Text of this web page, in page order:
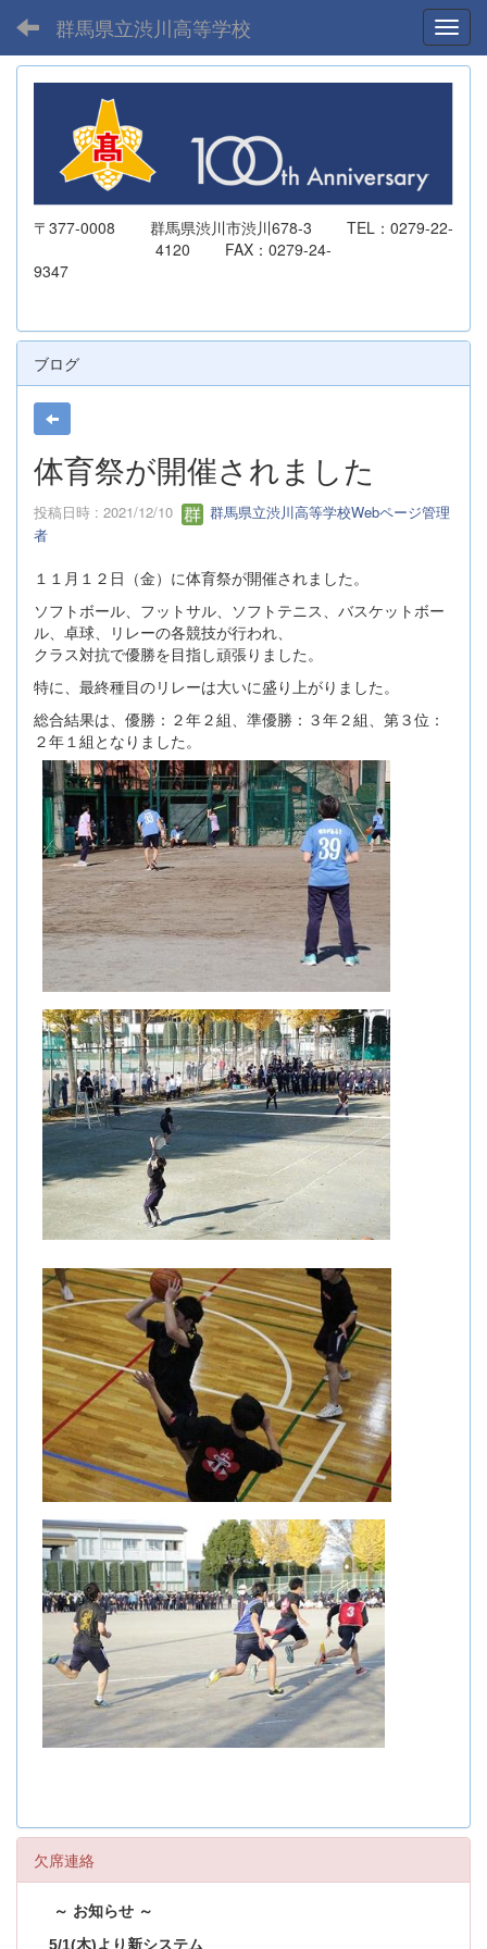
群馬県立渋川高等学校
〒377-0008 群馬県渋川市渋川678-3 TEL：0279-22-
4120 FAX：0279-24-
9347
ブログ
体育祭が開催されました
投稿日時 : 2021/12/10
群馬県立渋川高等学校Webページ管理
者
１１月１２日（金）に体育祭が開催されました。
ソフトボール、フットサル、ソフトテニス、バスケットボー
ル、卓球、リレーの各競技が行われ、
クラス対抗で優勝を目指し頑張りました。
特に、最終種目のリレーは大いに盛り上がりました。
総合結果は、優勝：２年２組、準優勝：３年２組、第３位：
２年１組となりました。
欠席連絡
～ お知らせ ～
5/1(木)より新システム